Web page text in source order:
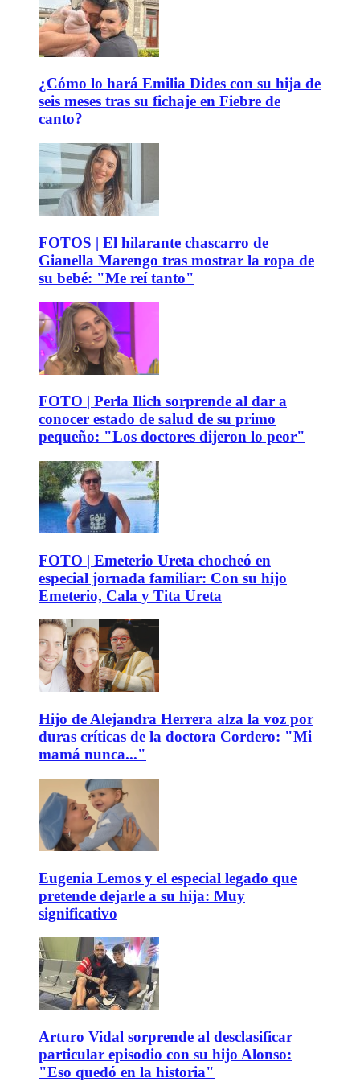
¿Cómo lo hará Emilia Dides con su hija de
seis meses tras su fichaje en Fiebre de
canto?
FOTOS | El hilarante chascarro de
Gianella Marengo tras mostrar la ropa de
su bebé: "Me reí tanto"
FOTO | Perla Ilich sorprende al dar a
conocer estado de salud de su primo
pequeño: "Los doctores dijeron lo peor"
FOTO | Emeterio Ureta chocheó en
especial jornada familiar: Con su hijo
Emeterio, Cala y Tita Ureta
Hijo de Alejandra Herrera alza la voz por
duras críticas de la doctora Cordero: "Mi
mamá nunca..."
Eugenia Lemos y el especial legado que
pretende dejarle a su hija: Muy
significativo
Arturo Vidal sorprende al desclasificar
particular episodio con su hijo Alonso:
"Eso quedó en la historia"